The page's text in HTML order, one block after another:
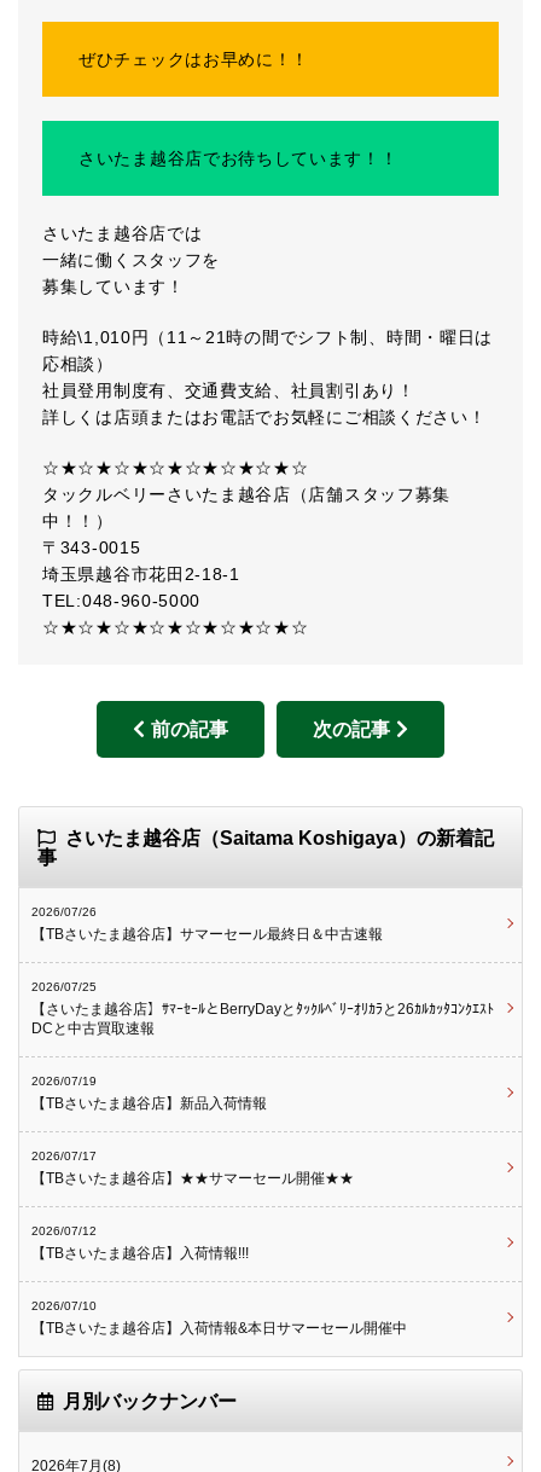
ぜひチェックはお早めに！！
さいたま越谷店でお待ちしています！！
さいたま越谷店では
一緒に働くスタッフを
募集しています！
時給\1,010円（11～21時の間でシフト制、時間・曜日は
応相談）
社員登用制度有、交通費支給、社員割引あり！
詳しくは店頭またはお電話でお気軽にご相談ください！
☆★☆★☆★☆★☆★☆★☆★☆
タックルベリーさいたま越谷店（店舗スタッフ募集
中！！）
〒343-0015
埼玉県越谷市花田2-18-1
TEL:048-960-5000
☆★☆★☆★☆★☆★☆★☆★☆
前の記事 次の記事
さいたま越谷店（Saitama Koshigaya）の新着記
事
2026/07/26
【TBさいたま越谷店】サマーセール最終日＆中古速報
2026/07/25
【さいたま越谷店】ｻﾏｰｾｰﾙとBerryDayとﾀｯｸﾙﾍﾞﾘｰｵﾘｶﾗと26ｶﾙｶｯﾀｺﾝｸｴｽﾄ
DCと中古買取速報
2026/07/19
【TBさいたま越谷店】新品入荷情報
2026/07/17
【TBさいたま越谷店】★★サマーセール開催★★
2026/07/12
【TBさいたま越谷店】入荷情報!!!
2026/07/10
【TBさいたま越谷店】入荷情報&本日サマーセール開催中
月別バックナンバー
2026年7月(8)